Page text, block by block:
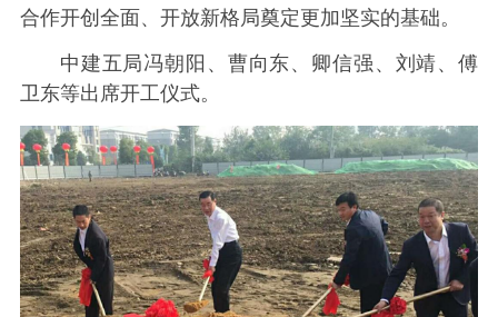
合作开创全面、开放新格局奠定更加坚实的基础。
中建五局冯朝阳、曹向东、卿信强、刘靖、傅
卫东等出席开工仪式。